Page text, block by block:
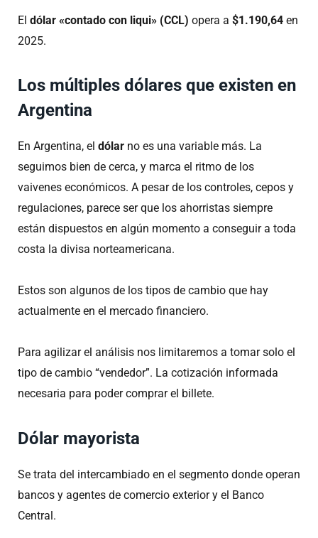
El dólar «contado con liqui» (CCL) opera a $1.190,64 en
2025.
Los múltiples dólares que existen en
Argentina
En Argentina, el dólar no es una variable más. La
seguimos bien de cerca, y marca el ritmo de los
vaivenes económicos. A pesar de los controles, cepos y
regulaciones, parece ser que los ahorristas siempre
están dispuestos en algún momento a conseguir a toda
costa la divisa norteamericana.
Estos son algunos de los tipos de cambio que hay
actualmente en el mercado financiero.
Para agilizar el análisis nos limitaremos a tomar solo el
tipo de cambio “vendedor”. La cotización informada
necesaria para poder comprar el billete.
Dólar mayorista
Se trata del intercambiado en el segmento donde operan
bancos y agentes de comercio exterior y el Banco
Central.